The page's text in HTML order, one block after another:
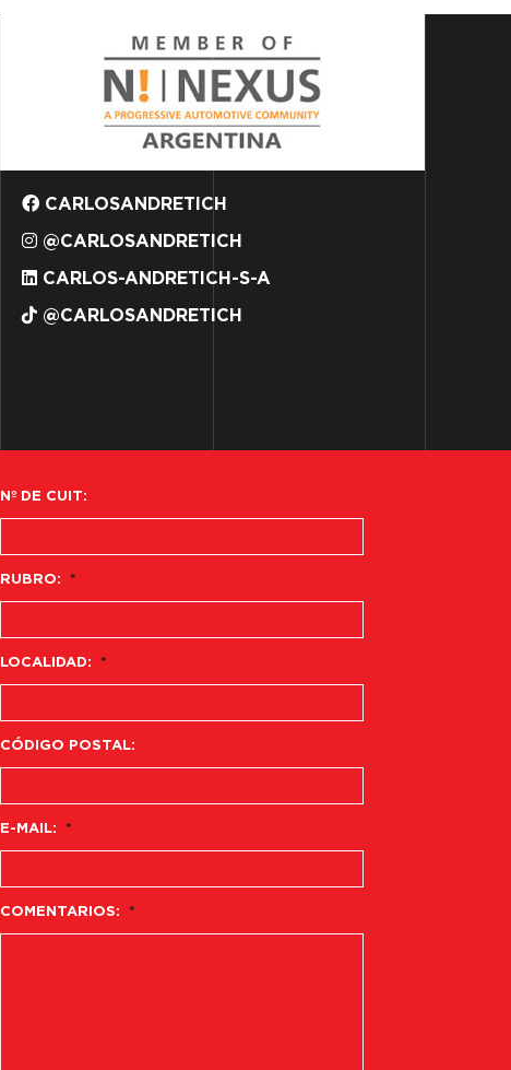
CARLOSANDRETICH
@CARLOSANDRETICH
CARLOS-ANDRETICH-S-A
@CARLOSANDRETICH
Nº DE CUIT:
RUBRO: *
LOCALIDAD: *
CÓDIGO POSTAL:
E-MAIL: *
COMENTARIOS: *